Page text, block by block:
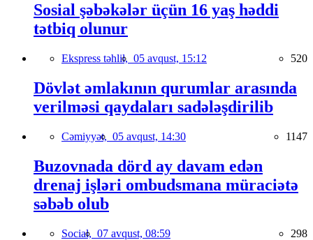
Sosial şəbəkələr üçün 16 yaş həddi
tətbiq olunur
Ekspress təhlil, 05 avqust, 15:12 520
Dövlət əmlakının qurumlar arasında
verilməsi qaydaları sadələşdirilib
Cəmiyyət, 05 avqust, 14:30 1147
Buzovnada dörd ay davam edən
drenaj işləri ombudsmana müraciətə
səbəb olub
Social, 07 avqust, 08:59 298